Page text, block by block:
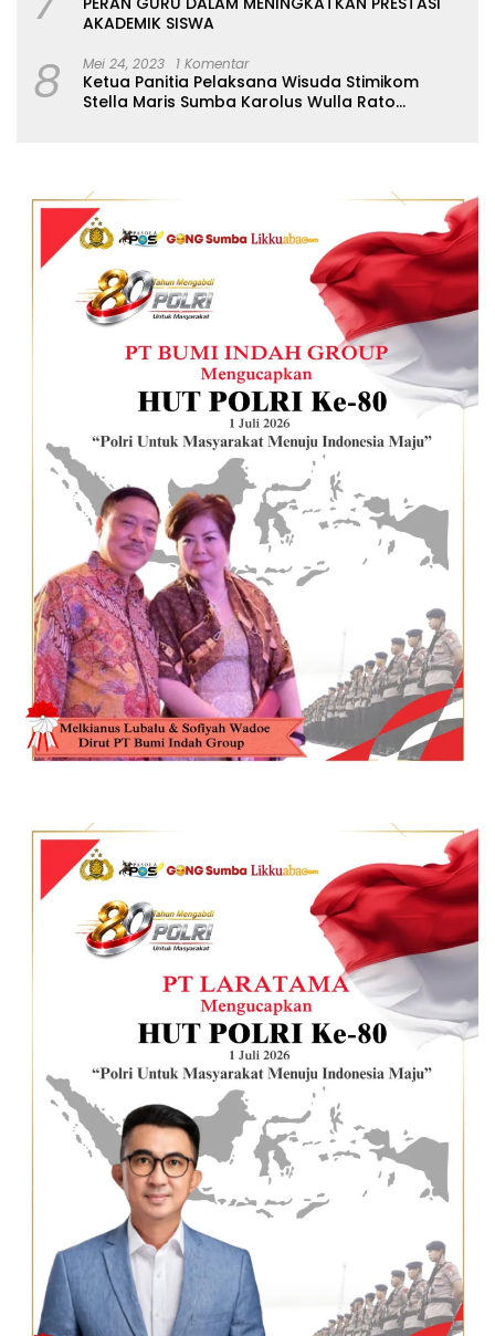
AKADEMIK SISWA
8 Mei 24, 2023 1 Komentar
Ketua Panitia Pelaksana Wisuda Stimikom
Stella Maris Sumba Karolus Wulla Rato